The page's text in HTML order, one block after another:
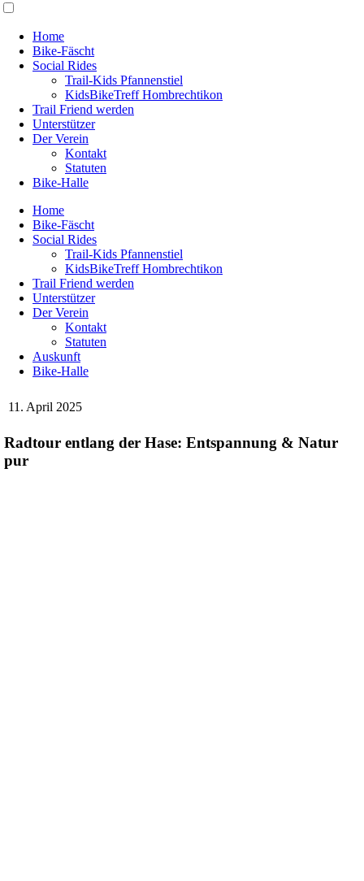
Home
Bike-Fäscht
Social Rides
Trail-Kids Pfannenstiel
KidsBikeTreff Hombrechtikon
Trail Friend werden
Unterstützer
Der Verein
Kontakt
Statuten
Bike-Halle
Home
Bike-Fäscht
Social Rides
Trail-Kids Pfannenstiel
KidsBikeTreff Hombrechtikon
Trail Friend werden
Unterstützer
Der Verein
Kontakt
Statuten
Auskunft
Bike-Halle
11. April 2025
Radtour entlang der Hase: Entspannung & Natur
pur